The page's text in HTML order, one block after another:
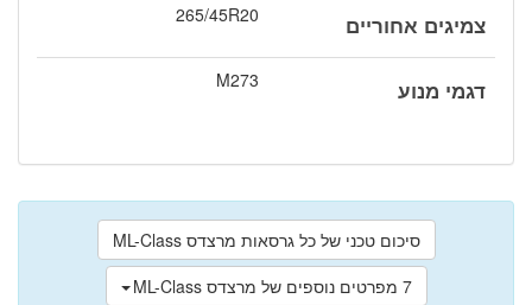
צמיגים אחוריים 265/45R20
דגמי מנוע M273
סיכום טכני של כל גרסאות מרצדס ML-Class
7 מפרטים נוספים של מרצדס ML-Class